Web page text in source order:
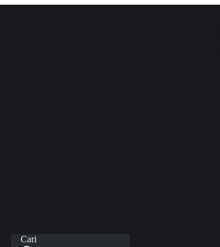
Cari